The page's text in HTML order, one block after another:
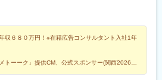
収６８０万円！※在籍広告コンサルタント入社1年
メトーーク」提供CM、公式スポンサー(関西2026年